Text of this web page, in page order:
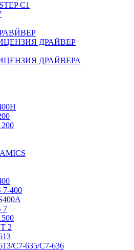
C1
ДРАЙВЕР
ДРАЙВЕРА
7-400
7
2
C7-635/C7-636